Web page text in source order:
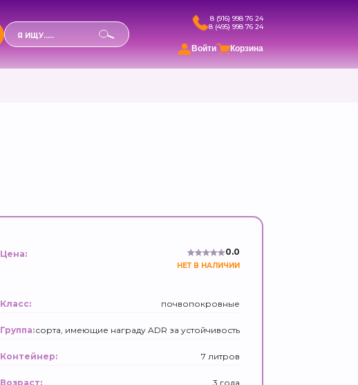
Поиск
товаров
8 (916) 998 76 24
8 (495) 998 76 24
Войти Корзина
Цена: 0.0
НЕТ В НАЛИЧИИ
Класс: почвопокровные
Группа:сорта, имеющие награду ADR за устойчивость
Контейнер: 7 литров
Возраст: 3 года